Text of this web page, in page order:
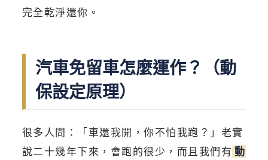
完全乾淨還你。
汽車免留車怎麼運作？（動
保設定原理）
很多人問：「車還我開，你不怕我跑？」老實
說二十幾年下來，會跑的很少，而且我們有 動